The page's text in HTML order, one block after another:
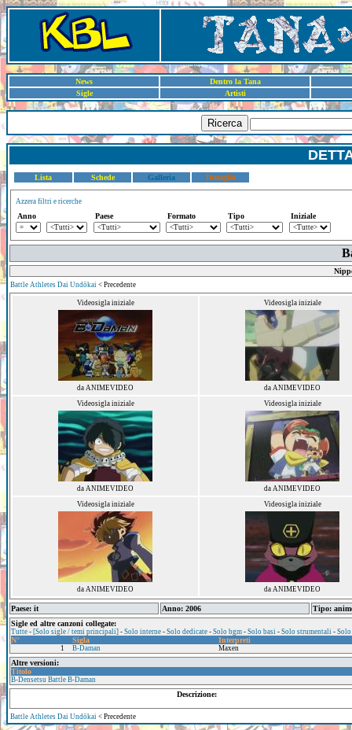
News
Dentro la Tana
Sigle
Artisti
Ricerca
Lista Schede Galleria Dettaglio
Azzera filtri e ricerche
Anno Paese Formato Tipo Iniziale
Battle Athletes Dai Undōkai < Precedente
Videosigla iniziale
da ANIMEVIDEO
Videosigla iniziale
da ANIMEVIDEO
Videosigla iniziale
da ANIMEVIDEO
Videosigla iniziale
da ANIMEVIDEO
Videosigla iniziale
da ANIMEVIDEO
Videosigla iniziale
da ANIMEVIDEO
Paese: it Anno: 2006
Tipo:
Sigle ed altre canzoni collegate:
Tutte - [Solo sigle / temi principali] - Solo interne - Solo dedicate - Solo bgm - Solo basi - Solo strumentali - Solo
N° Sigla Interpreti
1 B-Daman Maxen
Altre versioni:
Titolo
B-Densetsu Battle B-Daman
Descrizione:
Battle Athletes Dai Undōkai < Precedente